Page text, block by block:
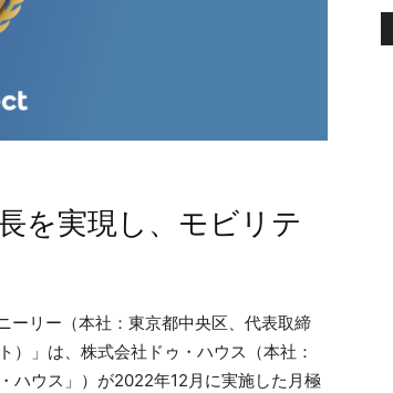
を実現し、モビリテ
ーリー（本社：東京都中央区、代表取締
」は、株式会社ドゥ・ハウス（本社：
ハウス」）が2022年12月に実施した月極